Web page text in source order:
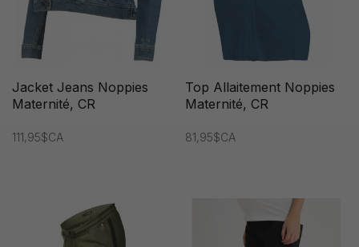
Jacket Jeans Noppies
Maternité, CR
111,95$CA
Top Allaitement Noppies
Maternité, CR
81,95$CA